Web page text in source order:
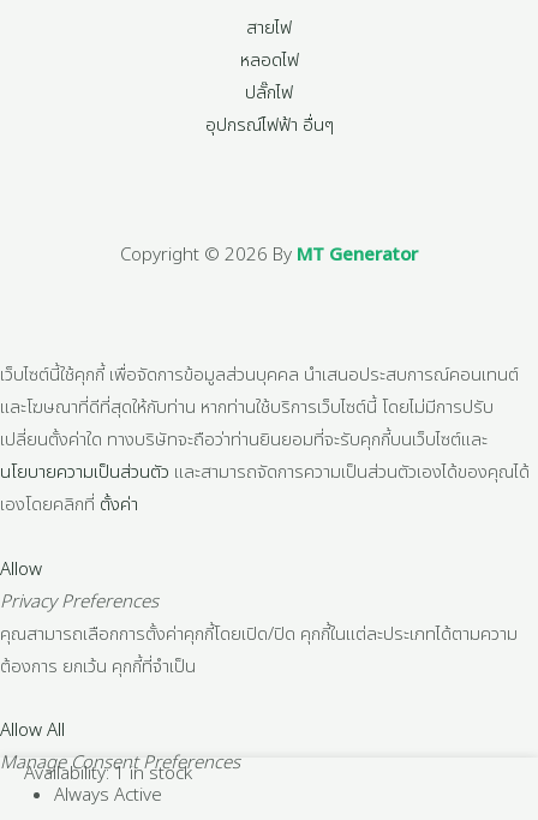
สายไฟ
หลอดไฟ
ปลั๊กไฟ
อุปกรณ์ไฟฟ้า อื่นๆ
Copyright © 2026 By MT Generator
เว็บไซต์นี้ใช้คุกกี้ เพื่อจัดการข้อมูลส่วนบุคคล นำเสนอประสบการณ์คอนเทนต์
และโฆษณาที่ดีที่สุดให้กับท่าน หากท่านใช้บริการเว็บไซต์นี้ โดยไม่มีการปรับ
เปลี่ยนตั้งค่าใด ทางบริษัทจะถือว่าท่านยินยอมที่จะรับคุกกี้บนเว็บไซต์และ
นโยบายความเป็นส่วนตัว และสามารถจัดการความเป็นส่วนตัวเองได้ของคุณได้
เองโดยคลิกที่ ตั้งค่า
Allow
Privacy Preferences
คุณสามารถเลือกการตั้งค่าคุกกี้โดยเปิด/ปิด คุกกี้ในแต่ละประเภทได้ตามความ
ต้องการ ยกเว้น คุกกี้ที่จำเป็น
Allow All
Manage Consent Preferences
Always Active
Availability:1 in stock
ข้อ
งอ